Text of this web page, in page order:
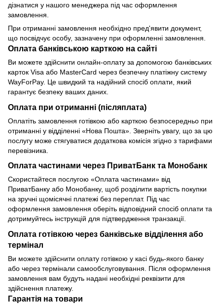
дізнатися у нашого менеджера під час оформлення
замовлення.
При отриманні замовлення необхідно пред'явити документ,
що посвідчує особу, зазначену при оформленні замовлення.
Оплата банківською карткою на сайті
Ви можете здійснити онлайн-оплату за допомогою банківських
карток Visa або MasterCard через безпечну платіжну систему
WayForPay. Це швидкий та надійний спосіб оплати, який
гарантує безпеку ваших даних.
Оплата при отриманні (післяплата)
Оплатіть замовлення готівкою або карткою безпосередньо при
отриманні у відділенні «Нова Пошта». Зверніть увагу, що за цю
послугу може стягуватися додаткова комісія згідно з тарифами
перевізника.
Оплата частинами через ПриватБанк та Монобанк
Скористайтеся послугою «Оплата частинами» від
ПриватБанку або Монобанку, щоб розділити вартість покупки
на зручні щомісячні платежі без переплат. Під час
оформлення замовлення оберіть відповідний спосіб оплати та
дотримуйтесь інструкцій для підтвердження транзакції.
Оплата готівкою через банківське відділення або
термінал
Ви можете здійснити оплату готівкою у касі будь-якого банку
або через термінали самообслуговування. Після оформлення
замовлення вам будуть надані необхідні реквізити для
здійснення платежу.
Гарантія на товари